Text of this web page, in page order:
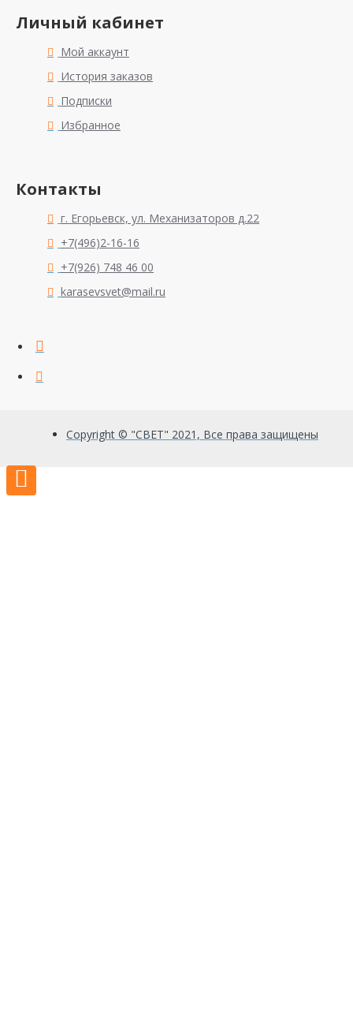
Личный кабинет
Мой аккаунт
История заказов
Подписки
Избранное
Контакты
г. Егорьевск, ул. Механизаторов д.22
+7(496)2-16-16
+7(926) 748 46 00
karasevsvet@mail.ru
Copyright © "СВЕТ" 2021, Все права защищены